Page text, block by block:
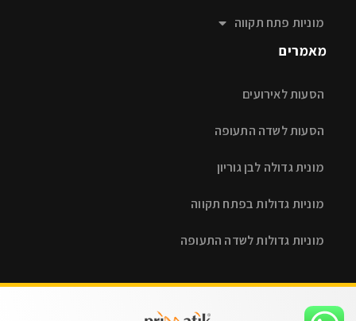
מוניות פתח תקווה
מאמרים
הסעות לאירועים
הסעות לשדה התעופה
מונית גדולה לבן גוריון
מוניות גדולות בפתח תקווה
מוניות גדולות לשדה התעופה